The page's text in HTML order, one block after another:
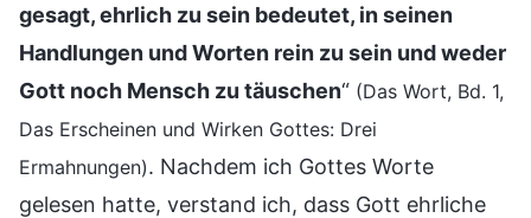
gesagt, ehrlich zu sein bedeutet, in seinen
Handlungen und Worten rein zu sein und weder
Gott noch Mensch zu täuschen“ (Das Wort, Bd. 1,
Das Erscheinen und Wirken Gottes: Drei
Ermahnungen). Nachdem ich Gottes Worte
gelesen hatte, verstand ich, dass Gott ehrliche